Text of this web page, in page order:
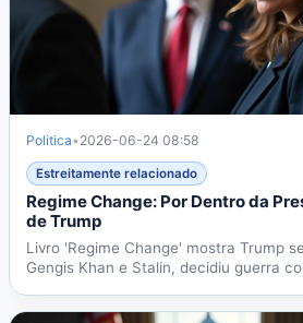
Politica• 2026-06-24 08:58
Estreitamente relacionado
Regime Change: Por Dentro da
de Trump
Livro 'Regime Change' mostra Trump
Gengis Khan e Stalin, decidiu guerra